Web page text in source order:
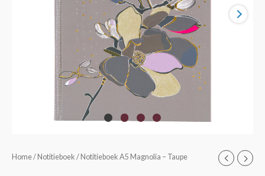
Home/ Notitieboek / Notitieboek A5 Magnolia – Taupe
Notitieboek